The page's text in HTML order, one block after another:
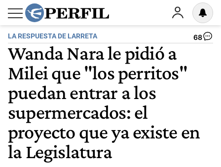
LA RESPUESTA DE LARRETA 68
Wanda Nara le pidió a
Milei que "los perritos"
puedan entrar a los
supermercados: el
proyecto que ya existe en
la Legislatura